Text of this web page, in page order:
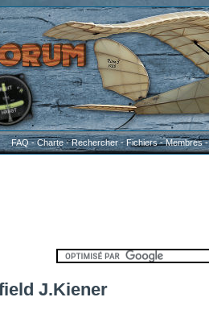
FAQ-Charte-Rechercher-Fichiers-Membres
J.Kiener